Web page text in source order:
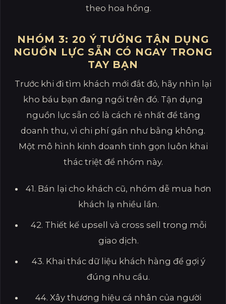
theo hoa hồng.
NHÓM 3: 20 Ý TƯỞNG TẬN DỤNG
NGUỒN LỰC SẴN CÓ NGAY TRONG
TAY BẠN
Trước khi đi tìm khách mới đắt đỏ, hãy nhìn lại
kho báu bạn đang ngồi trên đó. Tận dụng
nguồn lực sẵn có là cách rẻ nhất để tăng
doanh thu, vì chi phí gần như bằng không.
Một mô hình kinh doanh tinh gọn luôn khai
thác triệt để nhóm này.
41. Bán lại cho khách cũ, nhóm dễ mua hơn
khách lạ nhiều lần.
42. Thiết kế upsell và cross sell trong mỗi
giao dịch.
43. Khai thác dữ liệu khách hàng để gợi ý
đúng nhu cầu.
44. Xây thương hiệu cá nhân của người